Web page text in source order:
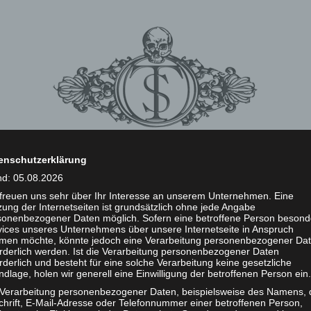
TASTE OF SIN
FINEST MELODIC HARD ROCK FROM HANOVER
BILDER VIDEOS PRESSE SHOP BOOKING
05.08.2026
uns sehr über Ihr Interesse an unserem Unternehmen. Eine
der Internetseiten ist grundsätzlich ohne jede Angabe
Daten möglich. Sofern eine betroffene Person
unseres Unternehmens über unsere Internetseite in Anspruch
möchte, könnte jedoch eine Verarbeitung personenbezogener
werden. Ist die Verarbeitung personenbezogener Daten
und besteht für eine solche Verarbeitung keine gesetzliche
holen wir generell eine Einwilligung der betroffenen Person ein.
personenbezogener Daten, beispielsweise des Namens,
E-Mail-Adresse oder Telefonnummer einer betroffenen Person,